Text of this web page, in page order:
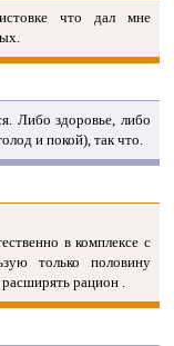
что дал мне
Либо здоровье, либо
и покой), так что.
в комплексе с
только половину
рацион .